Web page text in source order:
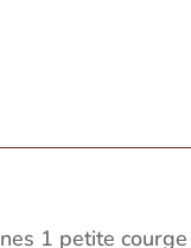
1 petite